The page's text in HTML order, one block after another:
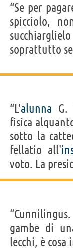
“Se per
spicciolo,
soprattutto
“L'alunna G.
fisica
sotto la
fellatio all'
voto. La
gambe di
lecchi, è cosa